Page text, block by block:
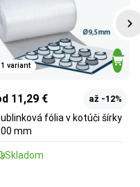
1 variant
11,29 € až -12%
fólia v kotúči šírky
mm
Skladom